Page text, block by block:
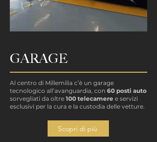
GARAGE
Al centro di Millemilia c’è un garage
tecnologico all’avanguardia, con 60 posti auto
sorvegliati da oltre 100 telecamere e servizi
esclusivi per la cura e la custodia delle vetture.
Scopri di più